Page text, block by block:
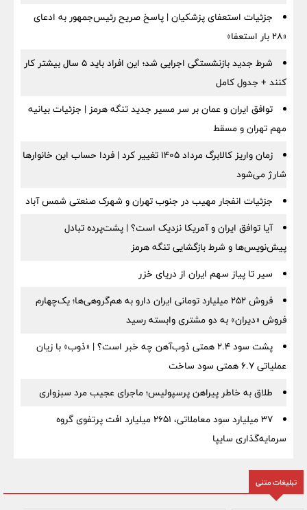
جزئیات استعفای پزشکیان | پاسخ صریح رئیس‌جمهور به ادعای
«۲۸ بار استعفا»
شرط جدید بازنشستگی اجرایی شد؛ این افراد باید ۵ سال بیشتر کار
کنند + جدول کامل
توافق ایران و عمان بر سر مسیر جدید تنگه هرمز | جزئیات بیانیه
مهم تهران و مسقط
زمان واریز کالابرگ مرداد ۱۴۰۵ تغییر کرد | فردا حساب این خانوارها
شارژ می‌شود
جزئیات انفجار مهیب در جنوب تهران و شهرک صنعتی شمس آباد
آیا توافق ایران و آمریکا نزدیک است؟ | پشت‌پرده تبادل
پیش‌نویس‌ها و شرط بازگشایی تنگه هرمز
سیر تا پیاز سهم ایران از دریای خزر
فروش ۲۵۲ میلیارد تومانی ایران دارو به هم‌گروهی‌ها؛ یک‌چهارم
فروش «دیران» به دو مشتری وابسته رسید
پشت سود ۲.۴ همتی ذوب‌آهن چه خبر است؟ | «ذوب» با زیان
عملیاتی ۶.۷ همتی سود ساخت
طلاق به خاطر پیراهن پرسپولیس؛ ماجرای عجیب مرد سبزواری
۳۷ میلیارد سود معاملاتی، ۲۶۵۱ میلیارد افت پرتفوی گروه
سرمایه‌گذاری سایپا
تبلیغات متنی